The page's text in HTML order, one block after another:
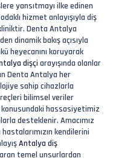
yansıtmayı ilke edinen
hizmet anlayışıyla diş
Denta Antalya
dinamik bakış açısıyla
heyecanını koruyarak
dişçi arayışında olanlar
Denta Antalya her
sahip cihazlarla
bilimsel veriler
konusundaki hassasiyetimiz
desteklenir. Amacımız
kendilerini
Antalya diş
temel unsurlardan